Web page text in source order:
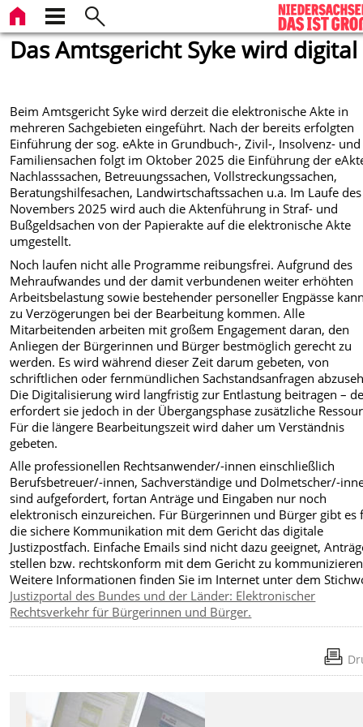
Das Amtsgericht Syke wird digital
Beim Amtsgericht Syke wird derzeit die elektronische Akte in
mehreren Sachgebieten eingeführt. Nach der bereits erfolgten
Einführung der sog. eAkte in Grundbuch-, Zivil-, Insolvenz- und
Familiensachen folgt im Oktober 2025 die Einführung der
Nachlasssachen, Betreuungssachen, Vollstreckungssachen,
Beratungshilfesachen, Landwirtschaftssachen u.a. Im Laufe des
Novembers 2025 wird auch die Aktenführung in Straf- und
Bußgeldsachen von der Papierakte auf die elektronische Akte
umgestellt.
Noch laufen nicht alle Programme reibungsfrei. Aufgrund des
Mehraufwandes und der damit verbundenen weiter erhöhten
Arbeitsbelastung sowie bestehender personeller Engpässe
zu Verzögerungen bei der Bearbeitung kommen. Alle
Mitarbeitenden arbeiten mit großem Engagement daran, den
Anliegen der Bürgerinnen und Bürger bestmöglich gerecht zu
werden. Es wird während dieser Zeit darum gebeten, von
schriftlichen oder fernmündlichen Sachstandsanfragen
Die Digitalisierung wird langfristig zur Entlastung beitragen –
erfordert sie jedoch in der Übergangsphase zusätzliche
Für die längere Bearbeitungszeit wird daher um Verständnis
gebeten.
Alle professionellen Rechtsanwender/-innen einschließlich
Berufsbetreuer/-innen, Sachverständige und Dolmetscher/-
sind aufgefordert, fortan Anträge und Eingaben nur noch
elektronisch einzureichen. Für Bürgerinnen und Bürger gibt es
die sichere Kommunikation mit dem Gericht das digitale
Justizpostfach. Einfache Emails sind nicht dazu geeignet,
stellen bzw. rechtskonform mit dem Gericht zu
Weitere Informationen finden Sie im Internet unter dem
Justizportal des Bundes und der Länder: Elektronischer
Rechtsverkehr für Bürgerinnen und Bürger.